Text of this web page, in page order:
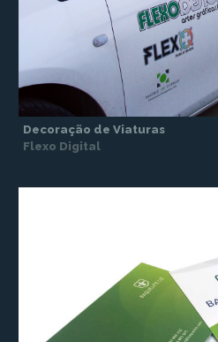
Decoração de Viaturas
Flexo Digital